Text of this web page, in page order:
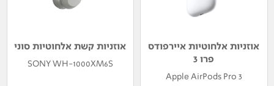
אוזניות אלחוטיות איירפודס
פרו 3
Apple AirPods Pro 3
אוזניות קשת אלחוטיות סוני
SONY WH-1000XM6S